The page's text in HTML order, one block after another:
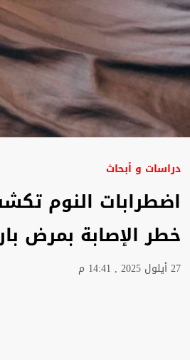
دراسات و أبحاث
اضطرابات النوم
خطر الإصابة بمرض
27 أيلول 2025 , 14:41 م